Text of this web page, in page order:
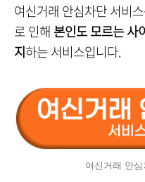
여신거래 안심차단 서비
로 인해 본인도 모르는 사
지하는 서비스입니다.
여신거래 안